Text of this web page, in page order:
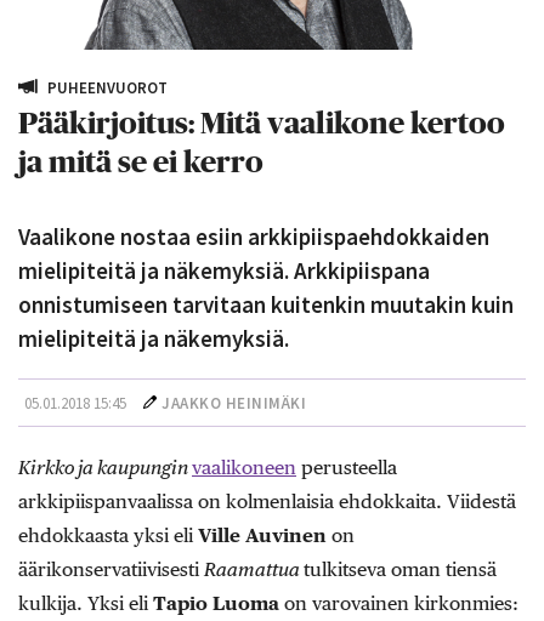
PUHEENVUOROT
Pääkirjoitus: Mitä vaalikone kertoo
ja mitä se ei kerro
Vaalikone nostaa esiin arkkipiispaehdokkaiden
mielipiteitä ja näkemyksiä. Arkkipiispana
onnistumiseen tarvitaan kuitenkin muutakin kuin
mielipiteitä ja näkemyksiä.
05.01.2018 15:45 JAAKKO HEINIMÄKI
Kirkko ja kaupunginvaalikoneen perusteella
arkkipiispanvaalissa on kolmenlaisia ehdokkaita. Viidestä
ehdokkaasta yksi eli Ville Auvinen on
äärikonservatiivisesti Raamattua tulkitseva oman tiensä
kulkija. Yksi eli Tapio Luoma on varovainen kirkonmies: